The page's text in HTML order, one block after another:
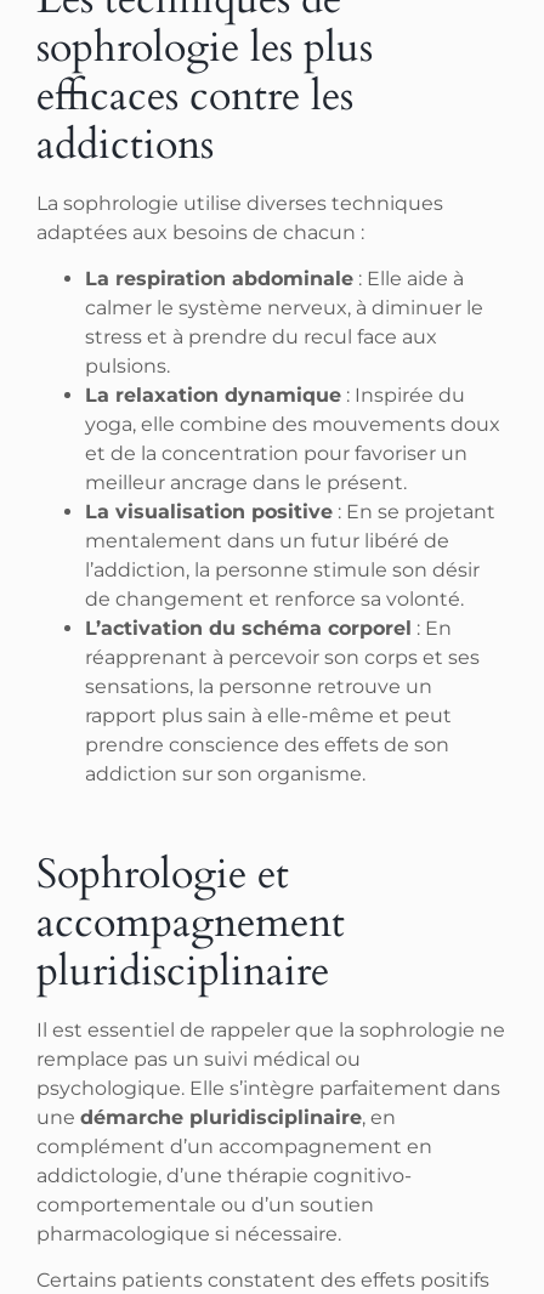
sophrologie les plus
efficaces contre les
addictions
La sophrologie utilise diverses techniques
adaptées aux besoins de chacun :
La respiration abdominale : Elle aide à
calmer le système nerveux, à diminuer le
stress et à prendre du recul face aux
pulsions.
La relaxation dynamique : Inspirée du
yoga, elle combine des mouvements doux
et de la concentration pour favoriser un
meilleur ancrage dans le présent.
La visualisation positive : En se projetant
mentalement dans un futur libéré de
l’addiction, la personne stimule son désir
de changement et renforce sa volonté.
L’activation du schéma corporel : En
réapprenant à percevoir son corps et ses
sensations, la personne retrouve un
rapport plus sain à elle-même et peut
prendre conscience des effets de son
addiction sur son organisme.
Sophrologie et
accompagnement
pluridisciplinaire
Il est essentiel de rappeler que la sophrologie ne
remplace pas un suivi médical ou
psychologique. Elle s’intègre parfaitement dans
une démarche pluridisciplinaire, en
complément d’un accompagnement en
addictologie, d’une thérapie cognitivo-
comportementale ou d’un soutien
pharmacologique si nécessaire.
Certains patients constatent des effets positifs